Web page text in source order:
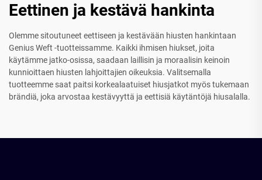
Eettinen ja kestävä hankinta
Olemme sitoutuneet eettiseen ja kestävään hiusten hankintaan
Genius Weft -tuotteissamme. Kaikki ihmisen hiukset, joita
käytämme jatko-osissa, saadaan laillisin ja moraalisin keinoin
kunnioittaen hiusten lahjoittajien oikeuksia. Valitsemalla
tuotteemme saat paitsi korkealaatuiset hiusjatkot myös tukemaan
brändiä, joka arvostaa kestävyyttä ja eettisiä käytäntöjä hiusalalla.